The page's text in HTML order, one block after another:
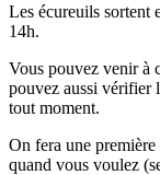
Les écureuils sortent
14h.
Vous pouvez venir à
pouvez aussi vérifier
tout moment.
On fera une
quand vous voulez